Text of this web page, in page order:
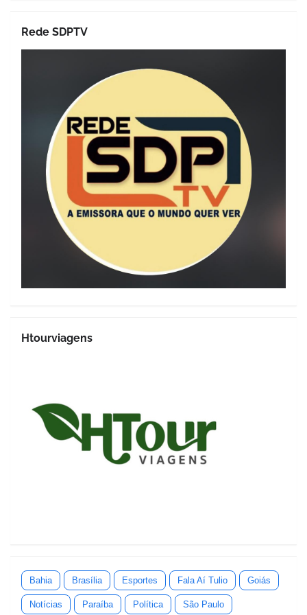
Rede SDPTV
Htourviagens
Bahia Brasília Esportes Fala Aí Tulio Goiás
Notícias Paraíba Política São Paulo